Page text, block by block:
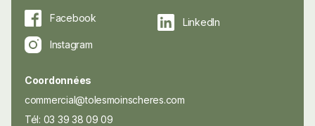
Facebook
LinkedIn
Instagram
Coordonnées
commercial@tolesmoinscheres.com
Tél: 03 39 38 09 09